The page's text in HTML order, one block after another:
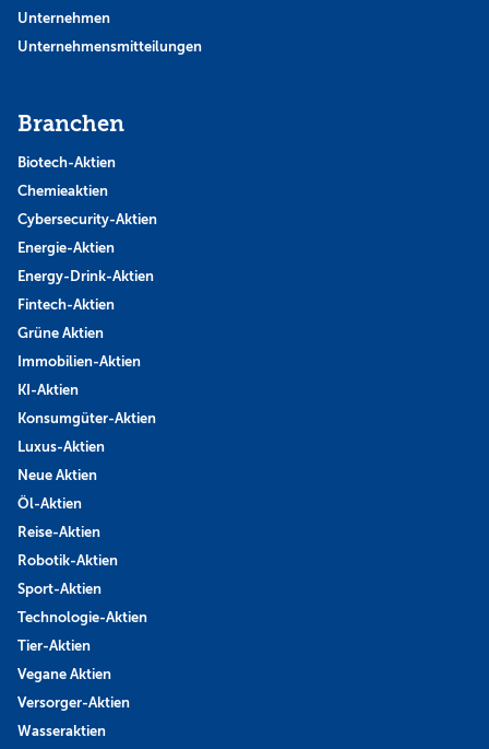
Unternehmen
Unternehmensmitteilungen
Branchen
Biotech-Aktien
Chemieaktien
Cybersecurity-Aktien
Energie-Aktien
Energy-Drink-Aktien
Fintech-Aktien
Grüne Aktien
Immobilien-Aktien
KI-Aktien
Konsumgüter-Aktien
Luxus-Aktien
Neue Aktien
Öl-Aktien
Reise-Aktien
Robotik-Aktien
Sport-Aktien
Technologie-Aktien
Tier-Aktien
Vegane Aktien
Versorger-Aktien
Wasseraktien